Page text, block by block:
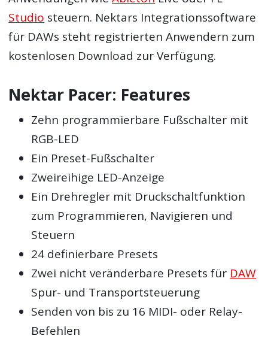
Studio steuern. Nektars Integrationssoftware
für DAWs steht registrierten Anwendern zum
kostenlosen Download zur Verfügung.
Nektar Pacer: Features
Zehn programmierbare Fußschalter mit
RGB-LED
Ein Preset-Fußschalter
Zweireihige LED-Anzeige
Ein Drehregler mit Druckschaltfunktion
zum Programmieren, Navigieren und
Steuern
24 definierbare Presets
Zwei nicht veränderbare Presets für DAW
Spur- und Transportsteuerung
Senden von bis zu 16 MIDI- oder Relay-
Befehlen